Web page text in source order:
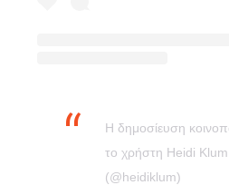
Η δημοσίευση
το χρήστη Heidi Klum
(@heidiklum)